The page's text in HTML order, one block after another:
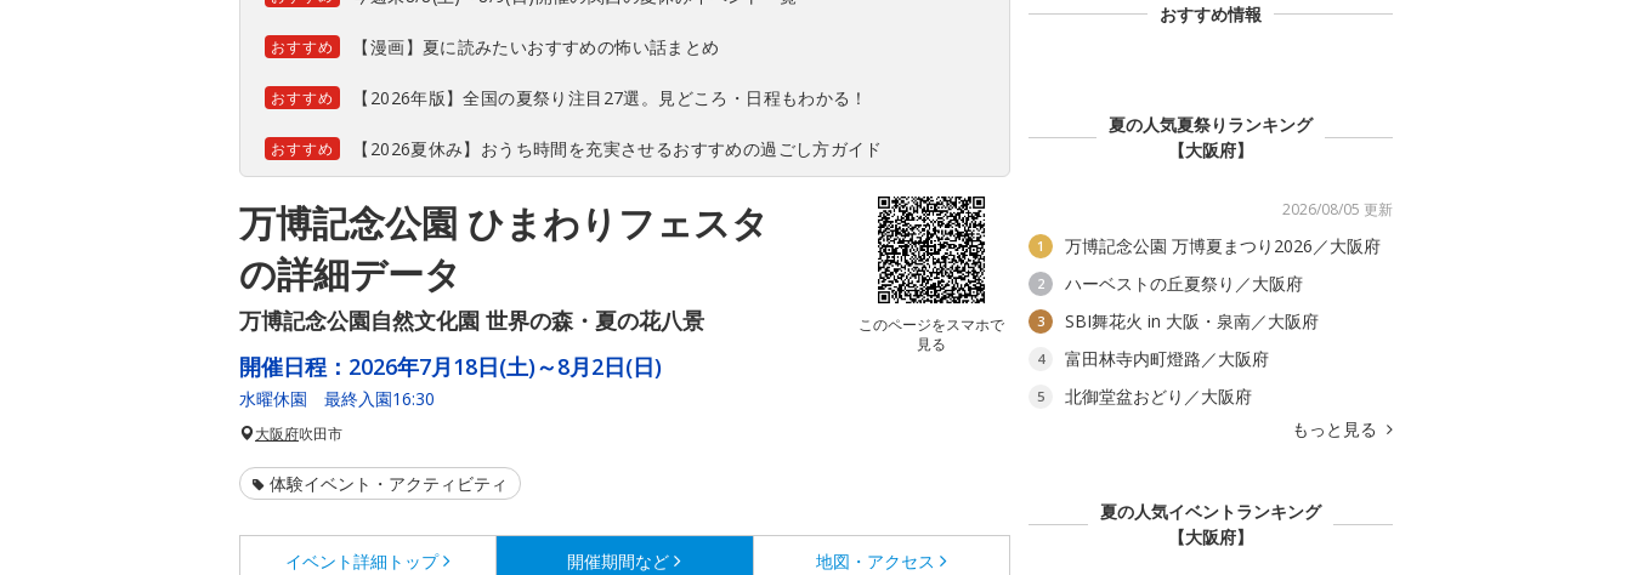
おすすめ 【漫画】夏に読みたいおすすめの怖い話まとめ
おすすめ 【2026年版】全国の夏祭り注目27選。見どころ・日程もわかる！
おすすめ 【2026夏休み】おうち時間を充実させるおすすめの過ごし方ガイド
万博記念公園 ひまわりフェスタ
の詳細データ
万博記念公園自然文化園 世界の森・夏の花八景
このページをスマホで
見る
開催日程： 2026年7月18日(土)～8月2日(日)
水曜休園 最終入園16:30
大阪府吹田市
体験イベント・アクティビティ
イベント詳細 トップ 開催期間など 地図・アクセス
おすすめ情報
夏の人気夏祭りランキング
【大阪府】
2026/08/05 更新
1 万博記念公園 万博夏まつり2026／大阪府
2 ハーベストの丘夏祭り／大阪府
3 SBI舞花火 in 大阪・泉南／大阪府
4 富田林寺内町燈路／大阪府
5
北御堂盆おどり／大阪府
もっと見る
夏の人気イベントランキング
【大阪府】